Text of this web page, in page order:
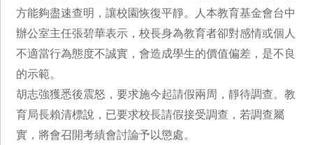
方能夠盡速查明，讓校園恢復平靜。人本教育基金會台中
辦公室主任張碧華表示，校長身為教育者卻對感情或個人
不適當行為態度不誠實，會造成學生的價值偏差，是不良
的示範。
胡志強獲悉後震怒，要求施今起請假兩周，靜待調查。教
育局長賴清標說，已要求校長請假接受調查，若調查屬
實，將會召開考績會討論予以懲處。